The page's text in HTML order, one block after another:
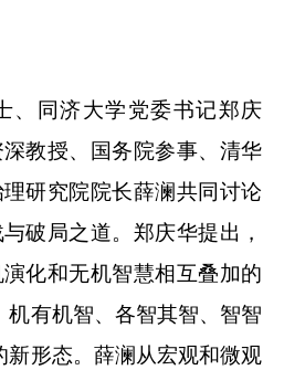
、同济大学党委书记郑庆
教授、国务院参事、清华
研究院院长薛澜共同讨论
破局之道。郑庆华提出，
化和无机智慧相互叠加的
机有机智、各智其智、智智
新形态。薛澜从宏观和微观